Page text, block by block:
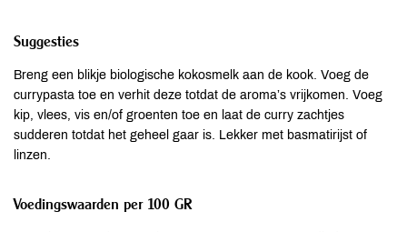
Suggesties
Breng een blikje biologische kokosmelk aan de kook. Voeg de
currypasta toe en verhit deze totdat de aroma’s vrijkomen. Voeg
kip, vlees, vis en/of groenten toe en laat de curry zachtjes
sudderen totdat het geheel gaar is. Lekker met basmatirijst of
linzen.
Voedingswaarden per 100 GR